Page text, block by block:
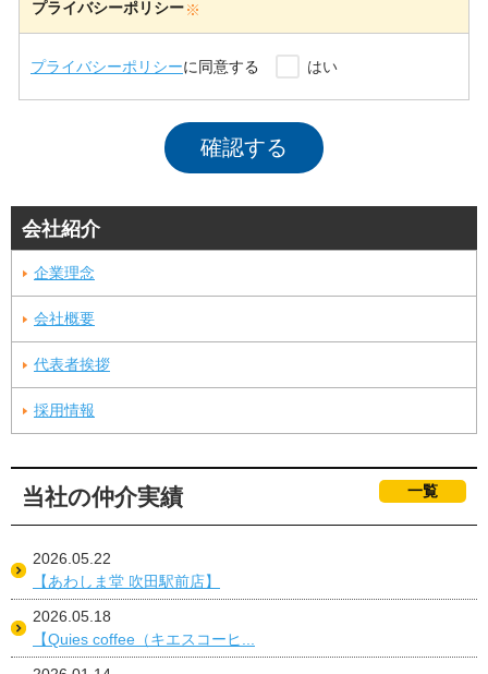
プライバシーポリシー
はい
プライバシーポリシーに同意する
確認する
会社紹介
企業理念
会社概要
代表者挨拶
採用情報
当社の仲介実績 一覧
2026.05.22
【あわしま堂 吹田駅前店】
2026.05.18
【Quies coffee（キエスコーヒ...